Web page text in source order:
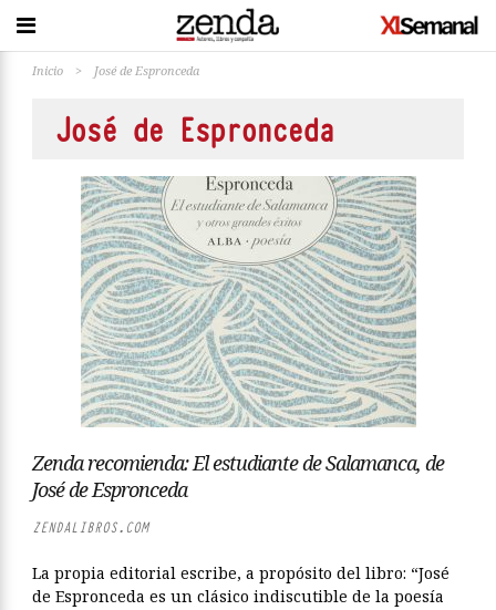
Inicio > José de Espronceda
José de Espronceda
Zenda recomienda: El estudiante de Salamanca, de
José de Espronceda
ZENDALIBROS.COM
La propia editorial escribe, a propósito del libro: “José
de Espronceda es un clásico indiscutible de la poesía